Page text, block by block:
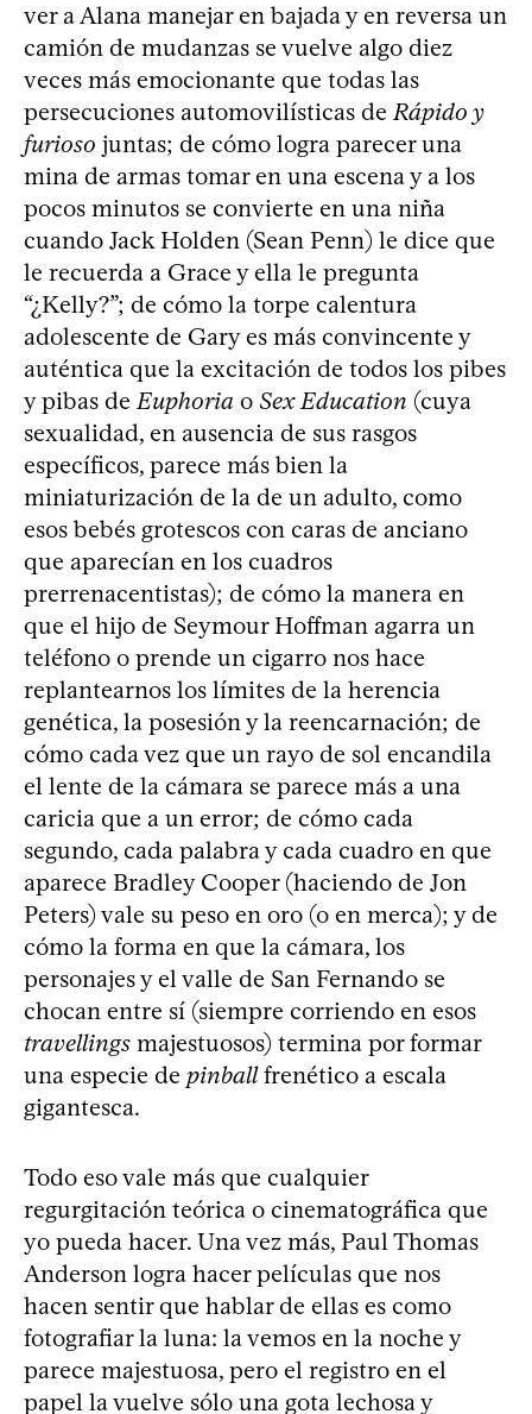
ver a Alana manejar en bajada y en reversa un
camión de mudanzas se vuelve algo diez
veces más emocionante que todas las
persecuciones automovilísticas deRápido y
furioso juntas; de cómo logra parecer una
mina de armas tomar en una escena y a los
pocos minutos se convierte en una niña
cuando Jack Holden (Sean Penn) le dice que
le recuerda a Grace y ella le pregunta
“¿Kelly?”; de cómo la torpe calentura
adolescente de Gary es más convincente y
auténtica que la excitación de todos los pibes
y pibas deEuphoria o Sex Education (cuya
sexualidad, en ausencia de sus rasgos
específicos, parece más bien la
miniaturización de la de un adulto, como
esos bebés grotescos con caras de anciano
que aparecían en los cuadros
prerrenacentistas); de cómo la manera en
que el hijo de Seymour Hoffman agarra un
teléfono o prende un cigarro nos hace
replantearnos los límites de la herencia
genética, la posesión y la reencarnación; de
cómo cada vez que un rayo de sol encandila
el lente de la cámara se parece más a una
caricia que a un error; de cómo cada
segundo, cada palabra y cada cuadro en que
aparece Bradley Cooper (haciendo de Jon
Peters) vale su peso en oro (o en merca); y de
cómo la forma en que la cámara, los
personajes y el valle de San Fernando se
chocan entre sí (siempre corriendo en esos
travellings majestuosos) termina por formar
una especie de pinballfrenético a escala
gigantesca.
Todo eso vale más que cualquier
regurgitación teórica o cinematográfica que
yo pueda hacer. Una vez más, Paul Thomas
Anderson logra hacer películas que nos
hacen sentir que hablar de ellas es como
fotografiar la luna: la vemos en la noche y
parece majestuosa, pero el registro en el
papel la vuelve sólo una gota lechosa y